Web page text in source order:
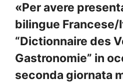
«Per avere
bilingue Francese/
“Dictionnaire des
Gastronomie” in
seconda giornata